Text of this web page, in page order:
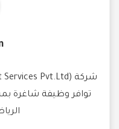
توافر وظيفة شاغرة